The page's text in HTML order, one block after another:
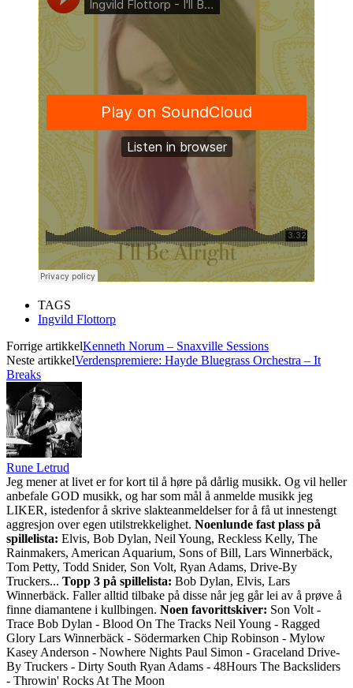
TAGS
Ingvild Flottorp
Forrige artikkelKenneth Norum – Snaxville Sessions
Neste artikkelVerdenspremiere: Hayde Bluegrass Orchestra – It
Breaks
Rune Letrud
Jeg mener at livet er for kort til å høre på dårlig musikk. Og vil heller
anbefale GOD musikk, og har som mål å anmelde musikk jeg
LIKER, istedenfor å skrive slakteanmeldelser for å få ut innestengt
aggresjon over egen utilstrekkelighet. Noenlunde fast plass på
spillelista: Elvis, Bob Dylan, Neil Young, Reckless Kelly, The
Rainmakers, American Aquarium, Sons of Bill, Lars Winnerbäck,
Tom Petty, Todd Snider, Son Volt, Ryan Adams, Drive-By
Truckers... Topp 3 på spillelista: Bob Dylan, Elvis, Lars
Winnerbäck. Faller alltid tilbake på disse når jeg går lei av å prøve å
finne diamantene i kullbingen. Noen favorittskiver: Son Volt -
Trace Bob Dylan - Blood On The Tracks Neil Young - Ragged
Glory Lars Winnerbäck - Södermarken Chip Robinson - Mylow
Kasey Anderson - Nowhere Nights Paul Simon - Graceland Drive-
By Truckers - Dirty South Ryan Adams - 48Hours The Backsliders
- Throwin' Rocks At The Moon